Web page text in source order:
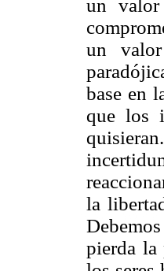
un valor
un
base en
que los
la
pierda la